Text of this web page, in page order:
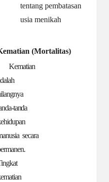
tentang pembatasan
usia menikah
(Mortalitas)
Kematian
tanda
secara